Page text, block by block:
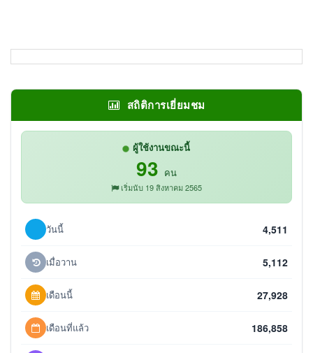
สถิติการเยี่ยมชม
ผู้ใช้งานขณะนี้
93 คน
เริ่มนับ 19 สิงหาคม 2565
วันนี้ 4,511
เมื่อวาน 5,112
เดือนนี้ 27,928
เดือนที่แล้ว 186,858